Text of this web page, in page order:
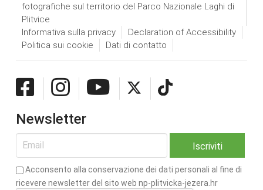
fotografiche sul territorio del Parco Nazionale Laghi di
Plitvice
Informativa sulla privacy
Declaration of Accessibility
Politica sui cookie
Dati di contatto
Newsletter
Acconsento alla conservazione dei dati personali al fine di
ricevere newsletter del sito web np-plitvicka-jezera.hr